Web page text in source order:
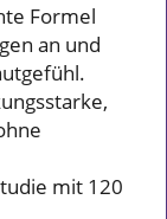
Formel
an und
mit 120